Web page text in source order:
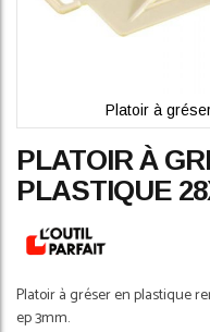
PLATOIR À
PLASTIQUE
Platoir à gréser en plastique
ep 3mm.
Platoir à
to
the
beginning
the